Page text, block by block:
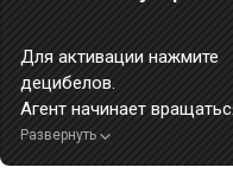
Для активации нажмите
децибелов.
Агент начинает
области перед собой, а
сверху вниз, нанося
Развернуть